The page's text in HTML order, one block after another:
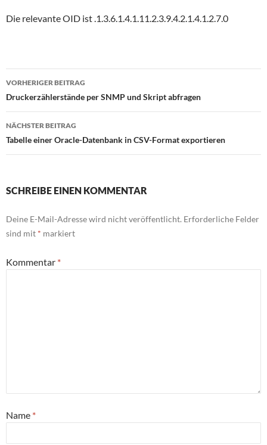
Die relevante OID ist .1.3.6.1.4.1.11.2.3.9.4.2.1.4.1.2.7.0
Beitragsnavigation
VORHERIGER BEITRAG
Druckerzählerstände per SNMP und Skript abfragen
NÄCHSTER BEITRAG
Tabelle einer Oracle-Datenbank in CSV-Format exportieren
SCHREIBE EINEN KOMMENTAR
Deine E-Mail-Adresse wird nicht veröffentlicht. Erforderliche Felder
sind mit * markiert
Kommentar *
Name *